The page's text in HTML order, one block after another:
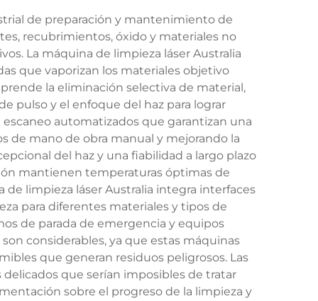
de preparación y mantenimiento de
recubrimientos, óxido y materiales no
La máquina de limpieza láser Australia
que vaporizan los materiales objetivo
la eliminación selectiva de material,
pulso y el enfoque del haz para lograr
automatizados que garantizan una
de mano de obra manual y mejorando la
del haz y una fiabilidad a largo plazo
mantienen temperaturas óptimas de
limpieza láser Australia integra interfaces
para diferentes materiales y tipos de
de parada de emergencia y equipos
considerables, ya que estas máquinas
que generan residuos peligrosos. Las
que serían imposibles de tratar
sobre el progreso de la limpieza y